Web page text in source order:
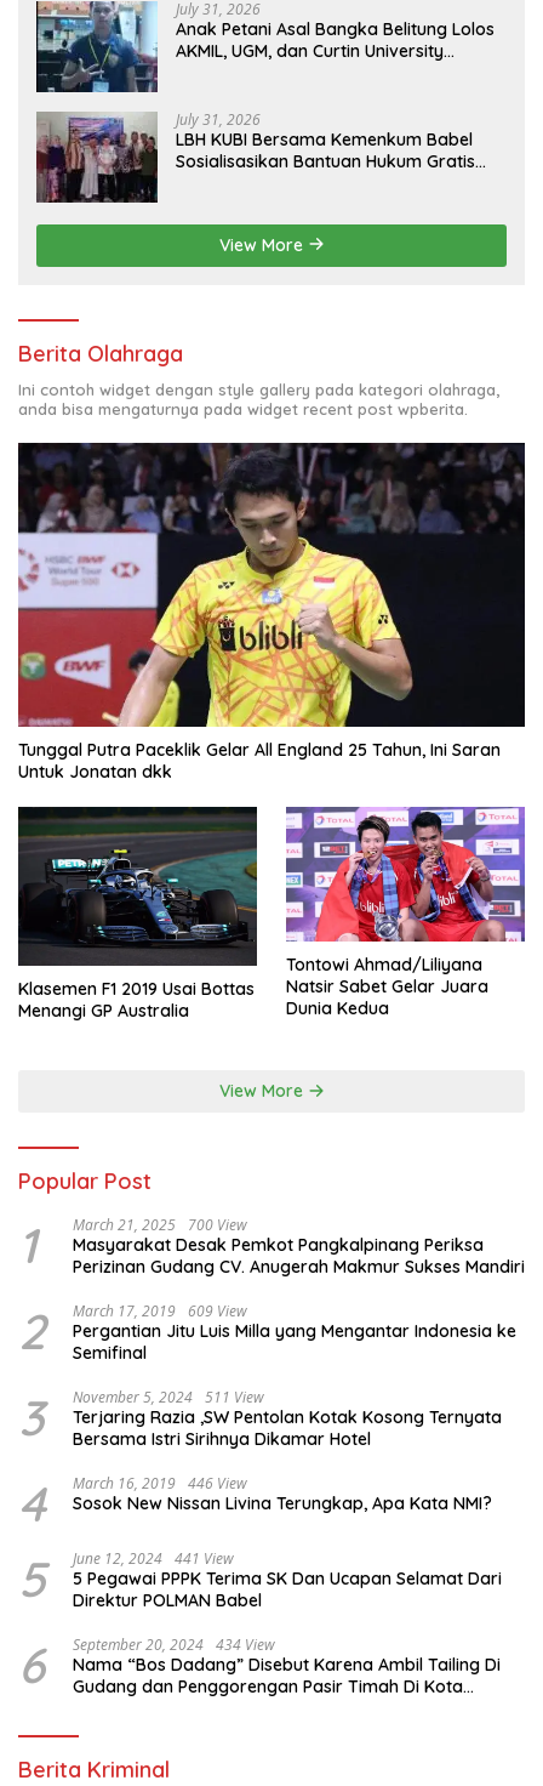
July 31, 2026
Anak Petani Asal Bangka Belitung Lolos
AKMIL, UGM, dan Curtin University
July 31, 2026
LBH KUBI Bersama Kemenkum Babel
Sosialisasikan Bantuan Hukum Gratis
View More
Berita Olahraga
Ini contoh widget dengan style gallery pada kategori olahraga,
anda bisa mengaturnya pada widget recent post wpberita.
Tunggal Putra Paceklik Gelar All England 25 Tahun, Ini Saran
Untuk Jonatan dkk
Klasemen F1 2019 Usai Bottas
Menangi GP Australia
Tontowi Ahmad/Liliyana
Natsir Sabet Gelar Juara
Dunia Kedua
View More
Popular Post
1 March 21, 2025 700 View
Masyarakat Desak Pemkot Pangkalpinang Periksa
Perizinan Gudang CV. Anugerah Makmur Sukses Mandiri
2 March 17, 2019 609 View
Pergantian Jitu Luis Milla yang Mengantar Indonesia ke
Semifinal
3 November 5, 2024 511 View
Terjaring Razia ,SW Pentolan Kotak Kosong Ternyata
Bersama Istri Sirihnya Dikamar Hotel
4 March 16, 2019 446 View
Sosok New Nissan Livina Terungkap, Apa Kata NMI?
5 June 12, 2024 441 View
5 Pegawai PPPK Terima SK Dan Ucapan Selamat Dari
Direktur POLMAN Babel
6 September 20, 2024 434 View
Nama “Bos Dadang” Disebut Karena Ambil Tailing Di
Gudang dan Penggorengan Pasir Timah Di Kota
Berita Kriminal